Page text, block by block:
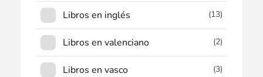
Libros en inglés (13)
Libros en valenciano (2)
Libros en vasco (3)